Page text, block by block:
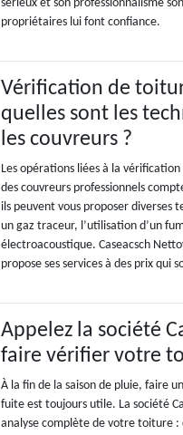
sérieux et son professionnalisme
propriétaires lui font confiance.
Vérification de
quelles sont les
les couvreurs ?
Les opérations liées à la
des couvreurs professionnels
ils peuvent vous proposer diverses
un gaz traceur, l’utilisation d’un
électroacoustique. Caseacsch
propose ses services à des prix qui
Appelez la société
faire vérifier votre
À la fin de la saison de pluie, faire
fuite est toujours utile. La société
analyse complète de votre toiture